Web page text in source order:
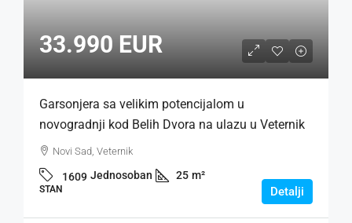
33.990 EUR
Garsonjera sa velikim potencijalom u
novogradnji kod Belih Dvora na ulazu u Veternik
Novi Sad, Veternik
1609 Jednosoban 25 m²
STAN Detalji